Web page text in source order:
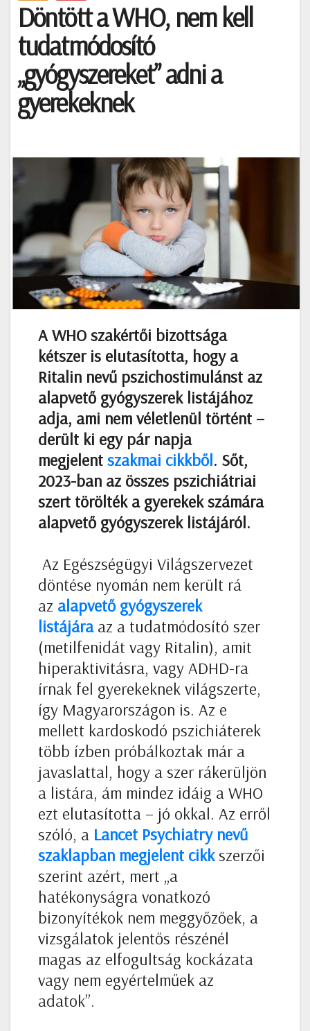
Döntött a WHO, nem kell
tudatmódosító
„gyógyszereket” adni a
gyerekeknek
A WHO szakértői bizottsága
kétszer is elutasította, hogy a
Ritalin nevű pszichostimulánst az
alapvető gyógyszerek listájához
adja, ami nem véletlenül történt –
derült ki egy pár napja
megjelent szakmai cikkből. Sőt,
2023-ban az összes pszichiátriai
szert törölték a gyerekek számára
alapvető gyógyszerek listájáról.
Az Egészségügyi Világszervezet
döntése nyomán nem került rá
az alapvető gyógyszerek
listájáraaz a tudatmódosító szer
(metilfenidát vagy Ritalin), amit
hiperaktivitásra, vagy ADHD-ra
írnak fel gyerekeknek világszerte,
így Magyarországon is. Az e
mellett kardoskodó pszichiáterek
több ízben próbálkoztak már a
javaslattal, hogy a szer rákerüljön
a listára, ám mindez idáig a WHO
ezt elutasította – jó okkal. Az erről
szóló, a Lancet Psychiatry nevű
szaklapban megjelent cikkszerzői
szerint azért, mert „a
hatékonyságra vonatkozó
bizonyítékok nem meggyőzőek, a
vizsgálatok jelentős részénél
magas az elfogultság kockázata
vagy nem egyértelműek az
adatok”.